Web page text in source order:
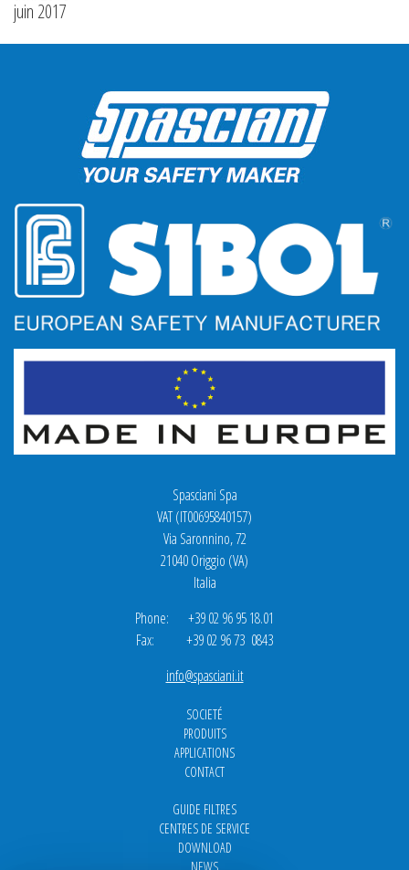
juin 2017
Spasciani Spa
VAT (IT00695840157)
Via Saronnino, 72
21040 Origgio (VA)
Italia
Phone: +39 02 96 95 18.01
Fax: +39 02 96 73 0843
info@spasciani.it
SOCIETÉ
PRODUITS
APPLICATIONS
CONTACT
GUIDE FILTRES
CENTRES DE SERVICE
DOWNLOAD